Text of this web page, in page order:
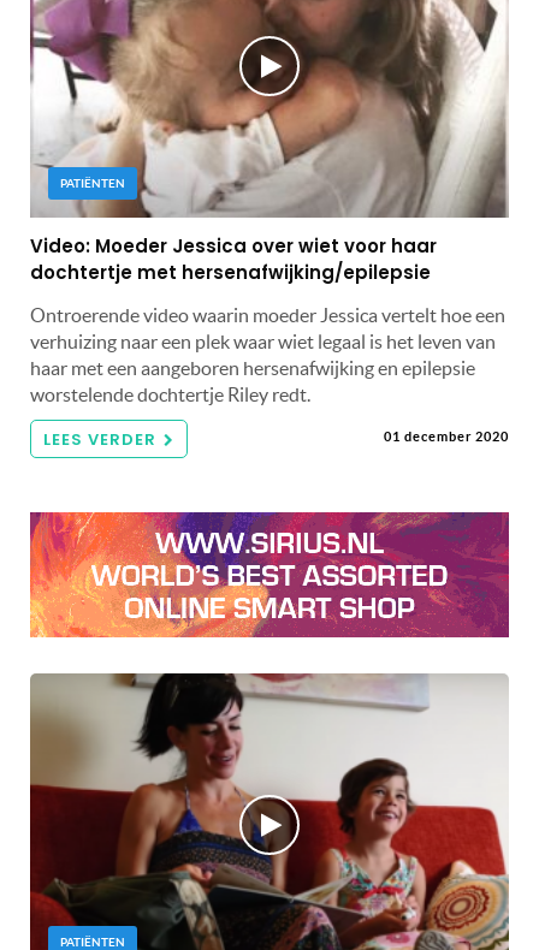
PATIËNTEN
Video: Moeder Jessica over wiet voor haar
dochtertje met hersenafwijking/epilepsie
Ontroerende video waarin moeder Jessica vertelt hoe een
verhuizing naar een plek waar wiet legaal is het leven van
haar met een aangeboren hersenafwijking en epilepsie
worstelende dochtertje Riley redt.
LEES VERDER 01 december 2020
PATIËNTEN